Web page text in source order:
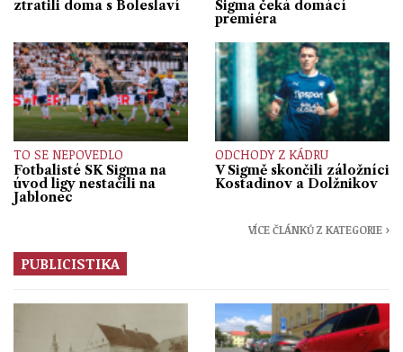
ztratili doma s Boleslaví
Sigma čeká domácí
premiéra
TO SE NEPOVEDLO
Fotbalisté SK Sigma na
úvod ligy nestačili na
Jablonec
ODCHODY Z KÁDRU
V Sigmě skončili záložníci
Kostadinov a Dolžnikov
VÍCE ČLÁNKŮ Z KATEGORIE ›
PUBLICISTIKA